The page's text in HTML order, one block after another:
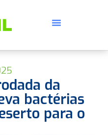
da
bactérias
para o